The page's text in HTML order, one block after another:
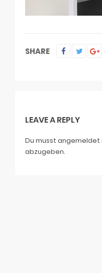
SHARE
LEAVE A REPLY
Du musst angemeldet
abzugeben.